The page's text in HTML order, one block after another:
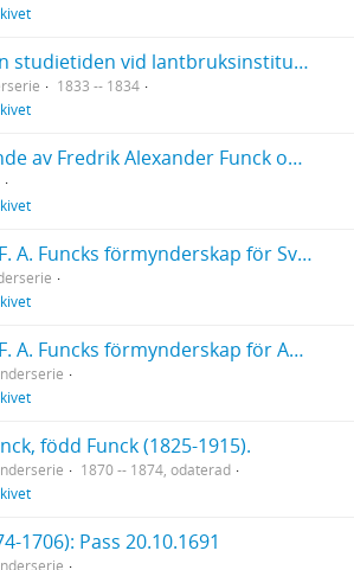
Anteckningar från studietiden vid lantbruksinstitutet i Möglin i Preussen.
1833 -- 1834
Handlingar rörande av Fredrik Alexander Funck omhänderhavda förmyndarskap: Svante Banér, Caroline Funck, Gustaf Otto Funck, August, Wilhelm och Emilie Thollander, Ella Nejdel, Hedda Gustafva von Yhlen
Papper rörande F. A. Funcks förmynderskap för Svante Banér
Papper rörande F. A. Funcks förmynderskap för August Thollander (1841-1930)
född Funck (1825-1915).
1870 -- 1874, odaterad
1706): Pass 20.10.1691